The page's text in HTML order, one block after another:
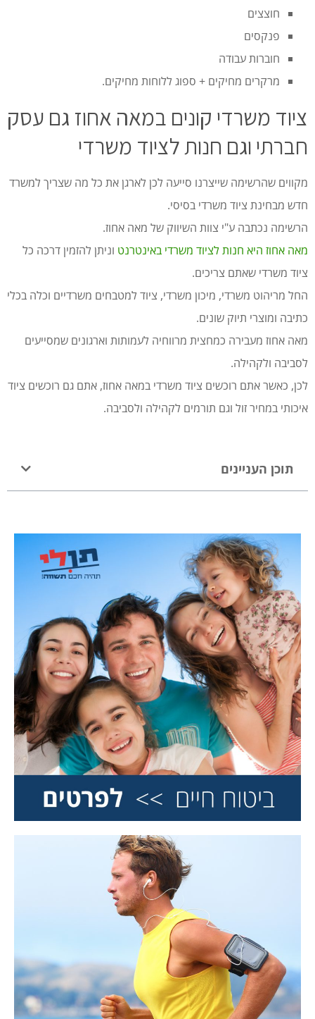
חוצצים
פנקסים
חוברות עבודה
מרקרים מחיקים + ספוג ללוחות מחיקים.
ציוד משרדי קונים במאה אחוז גם עסק
חברתי וגם חנות לציוד משרדי
מקווים שהרשימה שייצרנו סייעה לכן לארגן את כל מה שצריך למשרד
חדש מבחינת ציוד משרדי בסיסי.
הרשימה נכתבה ע"י צוות השיווק של מאה אחוז.
מאה אחוז היא חנות לציוד משרדי באינטרנט וניתן להזמין דרכה כל
ציוד משרדי שאתם צריכים.
החל מריהוט משרדי, מיכון משרדי, ציוד למטבחים משרדיים וכלה בכלי
כתיבה ומוצרי תיוק שונים.
מאה אחוז מעבירה כמחצית מרווחיה לעמותות וארגונים שמסייעים
לסביבה ולקהילה.
לכן, כאשר אתם רוכשים ציוד משרדי במאה אחוז, אתם גם רוכשים ציוד
איכותי במחיר זול וגם תורמים לקהילה ולסביבה.
תוכן העניינים